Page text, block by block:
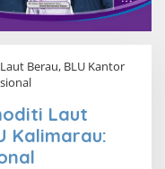
Berau, BLU Kantor
Laut
Kalimarau: